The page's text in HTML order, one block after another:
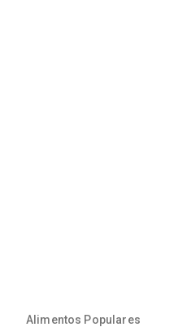
Alimentos Populares